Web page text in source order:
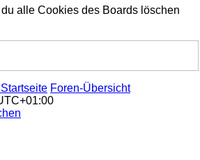
alle Cookies des Boards löschen
Foren-Übersicht